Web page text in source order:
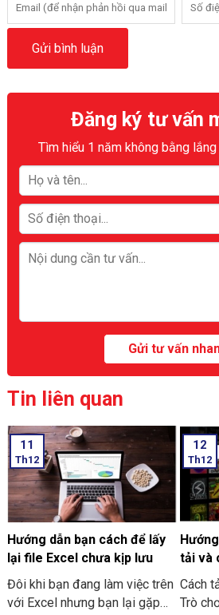
Đăng ký tư vấn
Tìm hiểu 1 năm không bằng
Tin liên quan
11
Th12
Hướng dẫn bạn cách để lấy
lại file Excel chưa kịp lưu
Đôi khi bạn đang làm việc trên
với Excel nhưng bạn lại gặp
12
Th12
tải và
máy
Cách
Trò